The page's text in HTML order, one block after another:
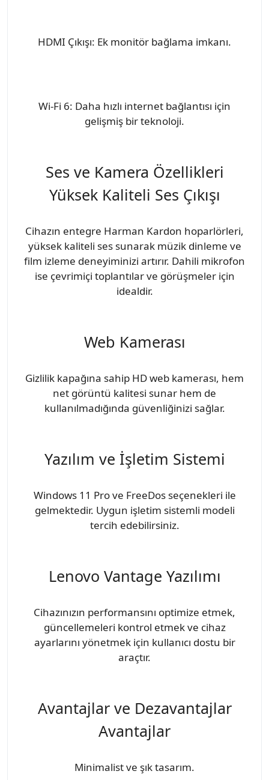
HDMI Çıkışı: Ek monitör bağlama imkanı.
Wi-Fi 6: Daha hızlı internet bağlantısı için
gelişmiş bir teknoloji.
Ses ve Kamera Özellikleri
Yüksek Kaliteli Ses Çıkışı
Cihazın entegre Harman Kardon hoparlörleri,
yüksek kaliteli ses sunarak müzik dinleme ve
film izleme deneyiminizi artırır. Dahili mikrofon
ise çevrimiçi toplantılar ve görüşmeler için
idealdir.
Web Kamerası
Gizlilik kapağına sahip HD web kamerası, hem
net görüntü kalitesi sunar hem de
kullanılmadığında güvenliğinizi sağlar.
Yazılım ve İşletim Sistemi
Windows 11 Pro ve FreeDos seçenekleri ile
gelmektedir. Uygun işletim sistemli modeli
tercih edebilirsiniz.
Lenovo Vantage Yazılımı
Cihazınızın performansını optimize etmek,
güncellemeleri kontrol etmek ve cihaz
ayarlarını yönetmek için kullanıcı dostu bir
araçtır.
Avantajlar ve Dezavantajlar
Avantajlar
Minimalist ve şık tasarım.